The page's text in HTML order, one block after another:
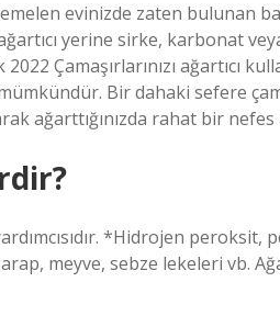
evinizde zaten bulunan
yerine sirke, karbonat
Çamaşırlarınızı ağartıcı
Bir dahaki sefere
ağarttığınızda rahat bir nefes
*Hidrojen
meyve, sebze lekeleri vb.